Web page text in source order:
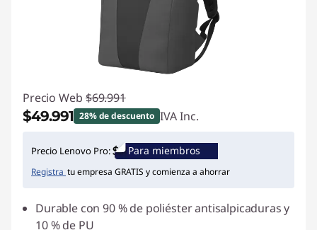
Precio Web $69.991
$49.991 28% de descuento IVA Inc.
Ahorros instantáneos :-$20.000
Precio Lenovo Pro: Para miembros
Registra tu empresa GRATIS y comienza a ahorrar
Durable con 90 % de poliéster antisalpicaduras y
10 % de PU